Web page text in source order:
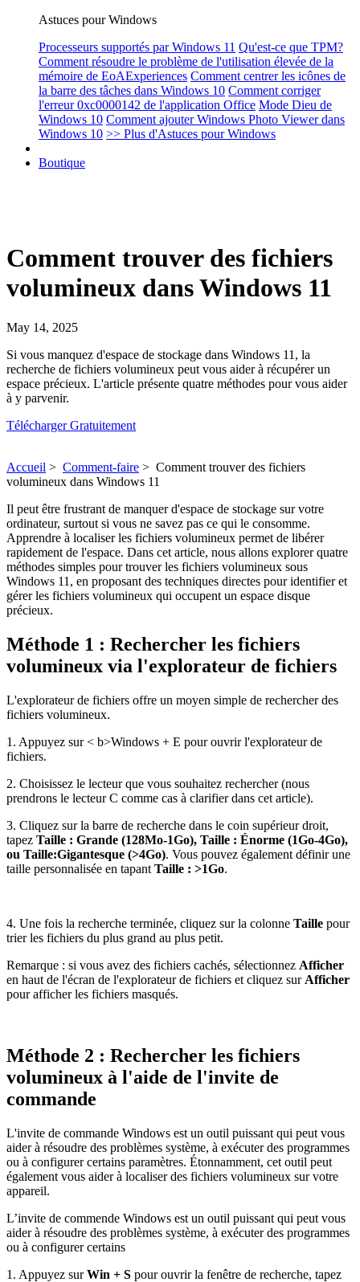
Astuces pour Windows
Processeurs supportés par Windows 11 Qu'est-ce que TPM?
Comment résoudre le problème de l'utilisation élevée de la
mémoire de EoAExperiences Comment centrer les icônes de
la barre des tâches dans Windows 10 Comment corriger
l'erreur 0xc0000142 de l'application Office Mode Dieu de
Windows 10 Comment ajouter Windows Photo Viewer dans
Windows 10 >> Plus d'Astuces pour Windows
Boutique
Comment trouver des fichiers
volumineux dans Windows 11
May 14, 2025
Si vous manquez d'espace de stockage dans Windows 11, la
recherche de fichiers volumineux peut vous aider à récupérer un
espace précieux. L'article présente quatre méthodes pour vous aider
à y parvenir.
Télécharger Gratuitement
Accueil > Comment-faire > Comment trouver des fichiers
volumineux dans Windows 11
Il peut être frustrant de manquer d'espace de stockage sur votre
ordinateur, surtout si vous ne savez pas ce qui le consomme.
Apprendre à localiser les fichiers volumineux permet de libérer
rapidement de l'espace. Dans cet article, nous allons explorer quatre
méthodes simples pour trouver les fichiers volumineux sous
Windows 11, en proposant des techniques directes pour identifier et
gérer les fichiers volumineux qui occupent un espace disque
précieux.
Méthode 1 : Rechercher les fichiers
volumineux via l'explorateur de fichiers
L'explorateur de fichiers offre un moyen simple de rechercher des
fichiers volumineux.
1. Appuyez sur < b>Windows + E pour ouvrir l'explorateur de
fichiers.
2. Choisissez le lecteur que vous souhaitez rechercher (nous
prendrons le lecteur C comme cas à clarifier dans cet article).
3. Cliquez sur la barre de recherche dans le coin supérieur droit,
tapez Taille : Grande (128Mo-1Go), Taille : Énorme (1Go-4Go),
ou Taille:Gigantesque (>4Go). Vous pouvez également définir une
taille personnalisée en tapant Taille : >1Go.
4. Une fois la recherche terminée, cliquez sur la colonne Taille pour
trier les fichiers du plus grand au plus petit.
Remarque : si vous avez des fichiers cachés, sélectionnez Afficher
en haut de l'écran de l'explorateur de fichiers et cliquez sur Afficher
pour afficher les fichiers masqués.
Méthode 2 : Rechercher les fichiers
volumineux à l'aide de l'invite de
commande
L'invite de commande Windows est un outil puissant qui peut vous
aider à résoudre des problèmes système, à exécuter des programmes
ou à configurer certains paramètres. Étonnamment, cet outil peut
également vous aider à localiser des fichiers volumineux sur votre
appareil.
L’invite de commende Windows est un outil puissant qui peut vous
aider à résoudre des problèmes système, à exécuter des programmes
ou à configurer certains
1. Appuyez surWin + S pour ouvrir la fenêtre de recherche, tapez